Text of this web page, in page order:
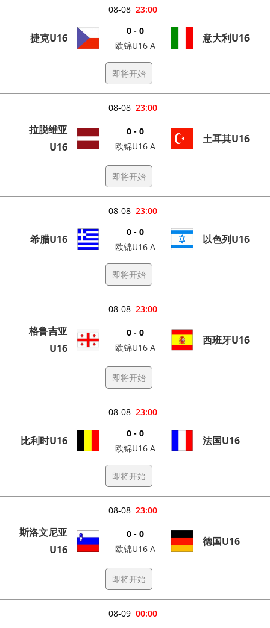
23:00
08-08
捷克U16
0 - 0
欧锦U16 A
意大利U16
即将开始
23:00
08-08
拉脱维亚
U16
0 - 0
欧锦U16 A
土耳其U16
即将开始
23:00
08-08
希腊U16
0 - 0
欧锦U16 A
以色列U16
即将开始
23:00
08-08
格鲁吉亚
U16
0 - 0
欧锦U16 A
西班牙U16
即将开始
23:00
08-08
比利时U16
0 - 0
欧锦U16 A
法国U16
即将开始
23:00
08-08
斯洛文尼亚
U16
0 - 0
欧锦U16 A
德国U16
即将开始
00:00
08-09